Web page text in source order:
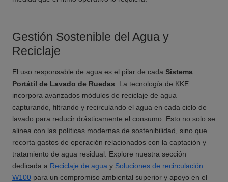
Gestión Sostenible del Agua y
Reciclaje
El uso responsable de agua es el pilar de cada Sistema
Portátil de Lavado de Ruedas . La tecnología de KKE
incorpora avanzados módulos de reciclaje de agua—
capturando, filtrando y recirculando el agua en cada ciclo de
lavado para reducir drásticamente el consumo. Esto no solo se
alinea con las políticas modernas de sostenibilidad, sino que
recorta gastos de operación relacionados con la captación y
tratamiento de agua residual. Explore nuestra sección
dedicada a Reciclaje de agua y Soluciones de recirculación
W100 para un compromiso ambiental superior y apoyo en el